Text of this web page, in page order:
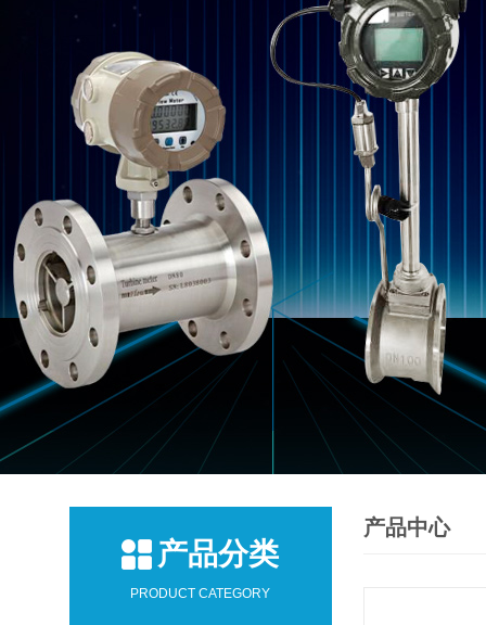
产品分类
PRODUCT CATEGORY
产品中心